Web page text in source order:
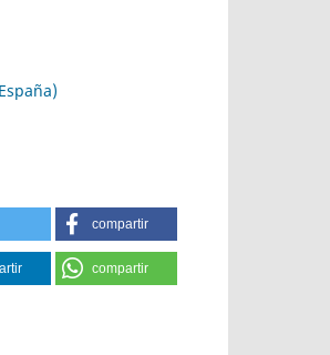
compartir
compartir